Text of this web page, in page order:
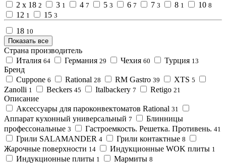
2 х 18 2 3 1 4 7 5 3 6 7 7 3 8 1 10 8
12 1 15 3
18 10
Показать все
Страна производитель
Италия 64 Германия 29 Чехия 60 Турция 13
Бренд
Cuppone 6 Rational 28 RM Gastro 39 XTS 5
Zanolli 1 Beckers 45 Italbackery 7 Retigo 21
Описание
Аксессуары для пароконвектоматов Rational 31
Аппарат кухонный универсальный 7
Блинницы
профессональные 3 Гастроемкость. Решетка. Противень. 41
Грили SALAMANDER 4 Грили контактные 8
Жарочные поверхности 14 Индукционные WOK плиты 1
Индукционные плиты 1 Мармиты 8